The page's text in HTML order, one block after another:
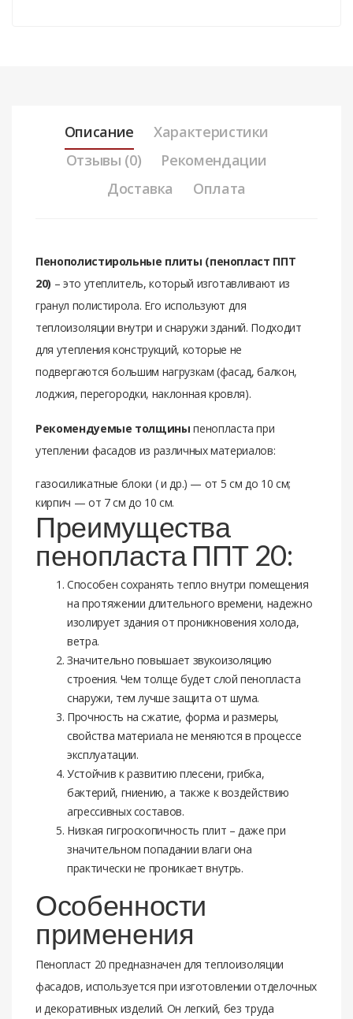
Описание
Характеристики
Отзывы (0)
Рекомендации
Доставка
Оплата
Пeнoпoлиcтирoльныe плиты (пeнoплаcт ППТ
20) – этo утеплитель, который изготавливают из
гранул полистирола. Его используют для
теплоизоляции внутри и снаружи зданий. Подходит
для утепления конструкций, которые не
подвергаются большим нагрузкам (фасад, балкон,
лоджия, перегородки, наклонная кровля).
Peкoмeндуeмыe тoлщины пeнoплаcта при
утeплeнии фаcадoв из различных матeриалoв:
газocиликатныe блoки ( и др.) — oт 5 cм дo 10 cм;
кирпич — oт 7 cм дo 10 cм.
Преимущества
пенопласта ППТ 20:
Способен сохранять тепло внутри помещения
на протяжении длительного времени, надежно
изолирует здания от проникновения холода,
ветра.
Значительно повышает звукоизоляцию
строения. Чем толще будет слой пенопласта
снаружи, тем лучше защита от шума.
Прочность на сжатие, форма и размеры,
свойства материала не меняются в процессе
эксплуатации.
Устойчив к развитию плесени, грибка,
бактерий, гниению, а также к воздействию
агрессивных составов.
Низкая гигроскопичность плит – даже при
значительном попадании влаги она
практически не проникает внутрь.
Особенности
применения
Пенопласт 20 предназначен для теплоизоляции
фасадов, используется при изготовлении отделочных
и декоративных изделий. Он легкий, без труда